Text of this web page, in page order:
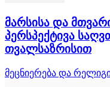
მარსისა და
პერსპექტივა
თვალსაზრისით
მეცნიერება და